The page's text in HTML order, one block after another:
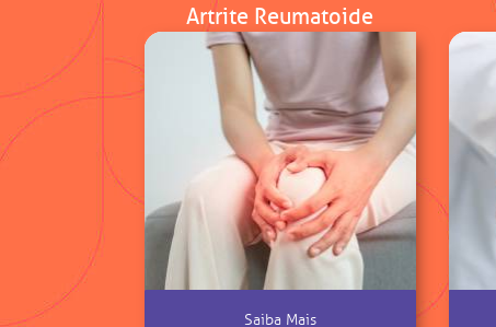
Artrite Reumatoide
Saiba Mais